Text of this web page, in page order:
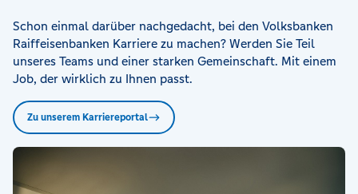
Schon einmal darüber nachgedacht, bei den Volksbanken
Raiffeisenbanken Karriere zu machen? Werden Sie Teil
unseres Teams und einer starken Gemeinschaft. Mit einem
Job, der wirklich zu Ihnen passt.
Zu unserem Karriereportal